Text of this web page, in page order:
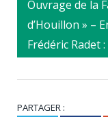
Ouvrage de la
d’Houillon » –
Frédéric Radet
PARTAGER :